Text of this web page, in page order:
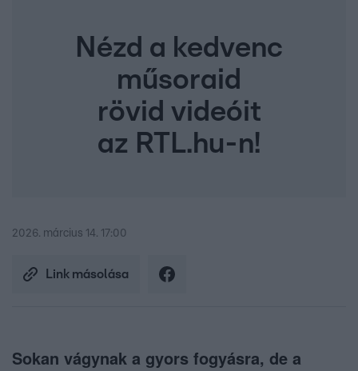
Nézd a kedvenc
műsoraid
rövid videóit
az RTL.hu-n!
2026. március 14. 17:00
Link másolása
Sokan vágynak a gyors fogyásra, de a